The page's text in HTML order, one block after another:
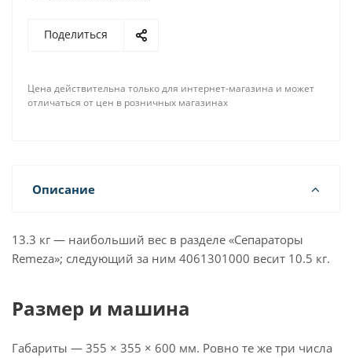
Поделиться
Цена действительна только для интернет-магазина и может
отличаться от цен в розничных магазинах
Описание
13.3 кг — наибольший вес в разделе «Сепараторы
Remeza»; следующий за ним 4061301000 весит 10.5 кг.
Размер и машина
Габариты — 355 × 355 × 600 мм. Ровно те же три числа